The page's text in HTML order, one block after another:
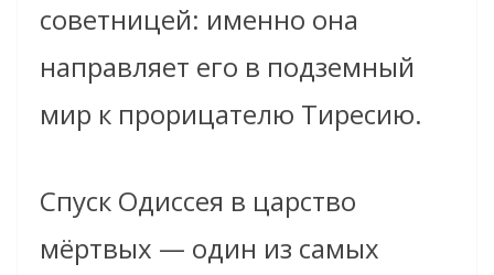
советницей: именно она
направляет его в подземный
мир к прорицателю Тиресию.
Спуск Одиссея в царство
мёртвых — один из самых